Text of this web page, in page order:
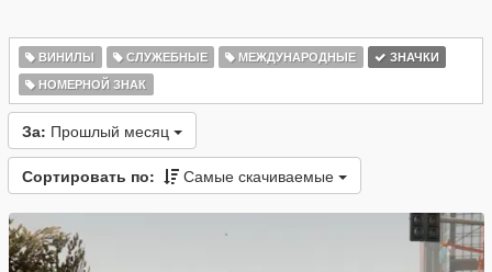
ВИНИЛЫ СЛУЖЕБНЫЕ МЕЖДУНАРОДНЫЕ
ЗНАЧКИ
НОМЕРНОЙ ЗНАК
За: Прошлый месяц
Сортировать по: Самые скачиваемые